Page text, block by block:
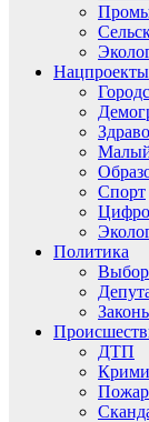
Нацпроекты
Спорт
Политика
ДТП